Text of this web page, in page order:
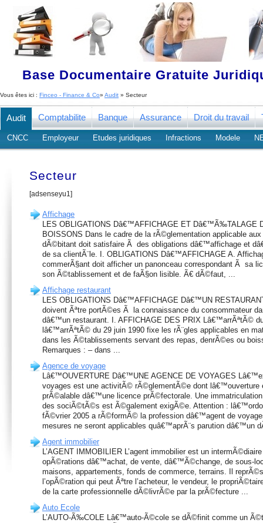
Base Documentaire Gratuite
Vous êtes ici : Finceo - Finance & Co» Audit » Secteur
Audit Comptabilite Banque Assurance Droit du travail
CNCC Employeur Etudes juridiques Infractions Modele
Secteur
[adsenseyu1]
Affichage
LES OBLIGATIONS Dâ€™AFFICHAGE ET Dâ€™Ã‰TALAGE
BOISSONS Dans le cadre de la rÃ©glementation applicable
dÃ©bitant doit satisfaire Ã des obligations dâ€™affichage et
de sa clientÃ¨le. I. OBLIGATIONS Dâ€™AFFICHAGE A.
commerÃ§ant doit afficher un panonceau correspondant Ã sa
son Ã©tablissement et de faÃ§on lisible. Ã€ dÃ©faut, ...
Affichage restaurant
LES OBLIGATIONS Dâ€™AFFICHAGE Dâ€™UN
doivent Ãªtre portÃ©es Ã la connaissance du consommateur
dâ€™un restaurant. I. AFFICHAGE DES PRIX Lâ€™arrÃªtÃ©
lâ€™arrÃªtÃ© du 29 juin 1990 fixe les rÃ¨gles applicables en
dans les Ã©tablissements servant des repas, denrÃ©es ou
Remarques : – dans ...
Agence de voyage
Lâ€™OUVERTURE Dâ€™UNE AGENCE DE VOYAGES
voyages est une activitÃ© rÃ©glementÃ©e dont
prÃ©alable dâ€™une licence prÃ©fectorale. Une
des sociÃ©tÃ©s est Ã©galement exigÃ©e. Attention :
fÃ©vrier 2005 a rÃ©formÃ© la profession dâ€™agent de
mesures ne seront applicables quâ€™aprÃ¨s parution dâ€™un
Agent immobilier
L’AGENT IMMOBILIER L’agent immobilier est un
opÃ©rations dâ€™achat, de vente, dâ€™Ã©change, de sous-
maisons, appartements, fonds de commerce, terrains. Il
l’opÃ©ration qui peut Ãªtre l’acheteur, le vendeur, le
de la carte professionnelle dÃ©livrÃ©e par la prÃ©fecture ...
Auto Ecole
L’AUTO-Ã‰COLE Lâ€™auto-Ã©cole se dÃ©finit comme un